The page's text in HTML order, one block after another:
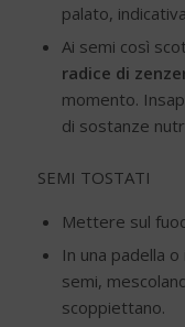
palato,
Ai semi così
radice di
momento.
di sostanze
SEMI TOSTATI
Mettere sul
In una padella
semi,
scoppiettano.